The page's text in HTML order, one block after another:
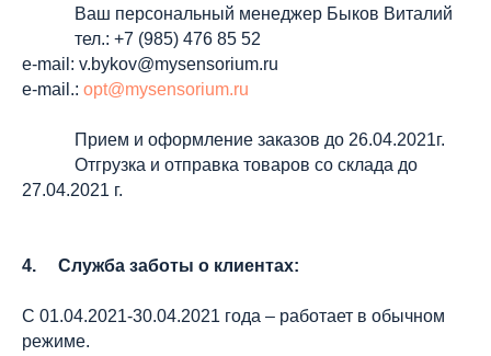
Ваш персональный менеджер Быков Виталий
тел.: +7 (985) 476 85 52
е-mail: v.bykov@mysensorium.ru
е-mail.: opt@mysensorium.ru
Прием и оформление заказов до 26.04.2021г.
Отгрузка и отправка товаров со склада до
27.04.2021 г.
4. Служба заботы о клиентах:
С 01.04.2021-30.04.2021 года – работает в обычном
режиме.